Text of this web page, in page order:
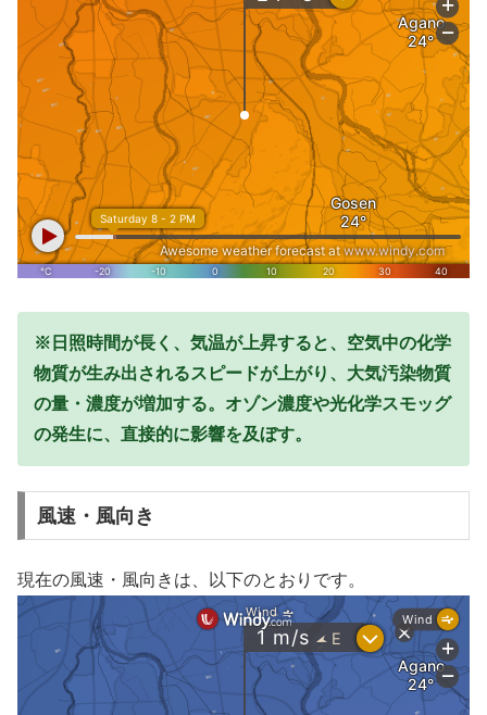
※日照時間が長く、気温が上昇すると、空気中の化学
物質が生み出されるスピードが上がり、大気汚染物質
の量・濃度が増加する。オゾン濃度や光化学スモッグ
の発生に、直接的に影響を及ぼす。
風速・風向き
現在の風速・風向きは、以下のとおりです。